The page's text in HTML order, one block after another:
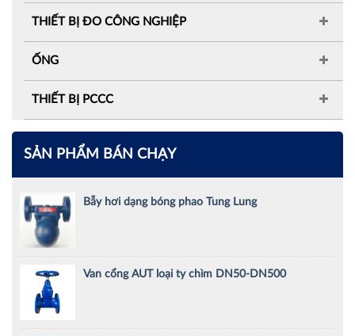
THIẾT BỊ ĐO CÔNG NGHIỆP
ỐNG
THIẾT BỊ PCCC
SẢN PHẨM BÁN CHẠY
Bẫy hơi dạng bóng phao Tung Lung
Van cổng AUT loại ty chìm DN50-DN500